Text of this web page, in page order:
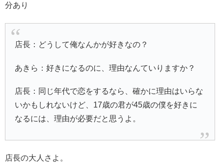
分あり
店長：どうして俺なんかが好きなの？
あきら：好きになるのに、理由なんていりますか？
店長：同じ年代で恋をするなら、確かに理由はいらな
いかもしれないけど、17歳の君が45歳の僕を好きに
なるには、理由が必要だと思うよ。
店長の大人さよ。